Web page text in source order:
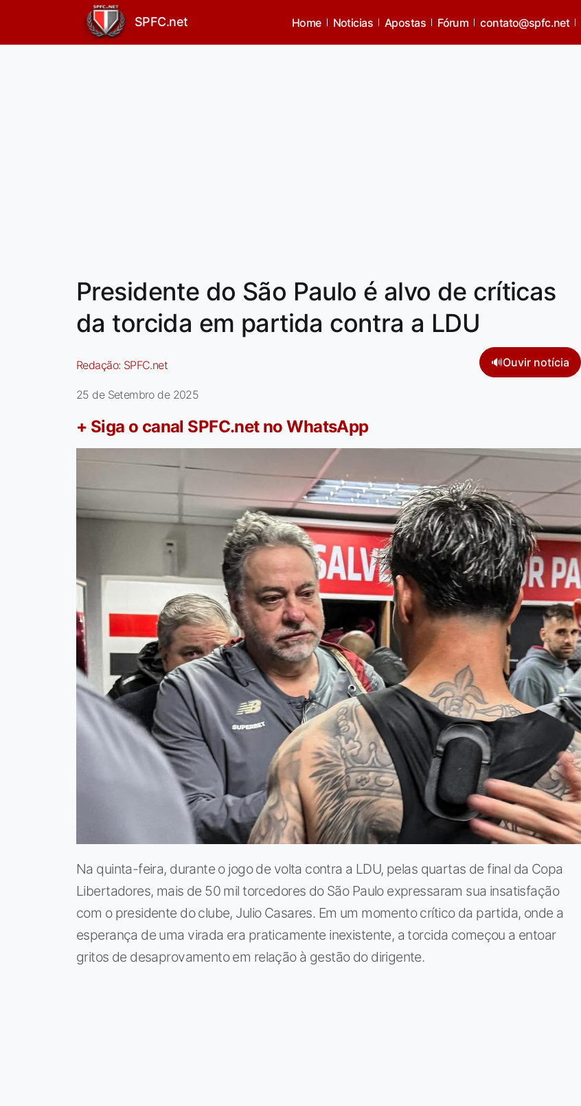
SPFC.net Home Noticias Apostas Fórum contato@spfc.net
Presidente do São Paulo é alvo de críticas
da torcida em partida contra a LDU
Redação: SPFC.net 🔊Ouvir notícia
25 de Setembro de 2025
+ Siga o canal SPFC.net no WhatsApp
Na quinta-feira, durante o jogo de volta contra a LDU, pelas quartas de final da Copa
Libertadores, mais de 50 mil torcedores do São Paulo expressaram sua insatisfação
com o presidente do clube, Julio Casares. Em um momento crítico da partida, onde a
esperança de uma virada era praticamente inexistente, a torcida começou a entoar
gritos de desaprovamento em relação à gestão do dirigente.